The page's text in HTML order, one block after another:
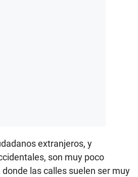
extranjeros, y
son muy poco
las calles suelen ser muy